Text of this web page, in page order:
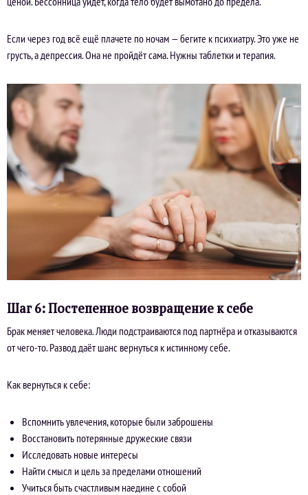
Если через год всё ещё плачете по ночам — бегите к психиатру. Это уже не
грусть, а депрессия. Она не пройдёт сама. Нужны таблетки и терапия.
Шаг 6: Постепенное возвращение к себе
Брак меняет человека. Люди подстраиваются под партнёра и отказываются
от чего-то. Развод даёт шанс вернуться к истинному себе.
Как вернуться к себе:
Вспомнить увлечения, которые были заброшены
Восстановить потерянные дружеские связи
Исследовать новые интересы
Найти смысл и цель за пределами отношений
Учиться быть счастливым наедине с собой